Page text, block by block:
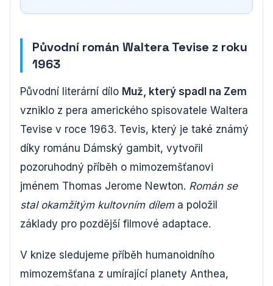
Původní román Waltera Tevise z roku
1963
Původní literární dílo Muž, který spadl na Zem
vzniklo z pera amerického spisovatele Waltera
Tevise v roce 1963. Tevis, který je také známý
díky románu Dámský gambit, vytvořil
pozoruhodný příběh o mimozemšťanovi
jménem Thomas Jerome Newton. Román se
stal okamžitým kultovním dílema položil
základy pro pozdější filmové adaptace.
V knize sledujeme příběh humanoidního
mimozemšťana z umírající planety Anthea,